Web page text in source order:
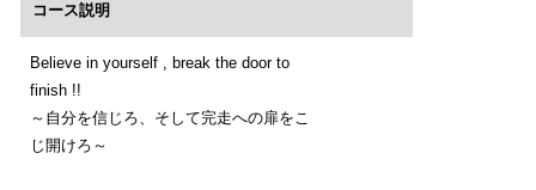
コース説明
Believe in yourself , break the door to
finish !!
～自分を信じろ、そして完走への扉をこ
じ開けろ～